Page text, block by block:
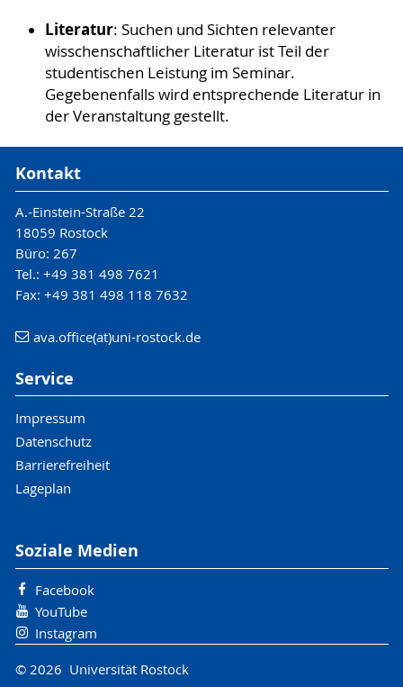
Literatur: Suchen und Sichten relevanter
wisschenschaftlicher Literatur ist Teil der
studentischen Leistung im Seminar.
Gegebenenfalls wird entsprechende Literatur in
der Veranstaltung gestellt.
Kontakt
A.-Einstein-Straße 22
18059 Rostock
Büro: 267
Tel.: +49 381 498 7621
Fax: +49 381 498 118 7632
ava.office(at)uni-rostock.de
Service
Impressum
Datenschutz
Barrierefreiheit
Lageplan
Soziale Medien
Facebook
YouTube
Instagram
© 2026 Universität Rostock